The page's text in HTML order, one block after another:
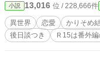
たし。 あこがれの騎士さ
ゃうのっ!? 妻(仮)ライフ、
小説 13,016 位 / 228,666件
異世界 恋愛 かりそめ
後日談つき
Ｒ15は番外